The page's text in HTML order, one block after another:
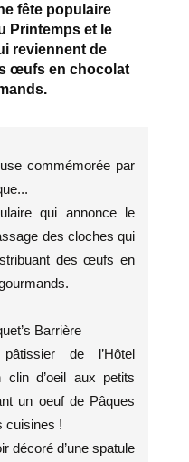
fête populaire
Printemps et le
reviennent de
œufs en chocolat
commémorée par
qui annonce le
des cloches qui
des œufs en
Barrière
de l’Hôtel
clin d’oeil aux petits
un oeuf de Pâques
cuisines !
décoré d’une spatule